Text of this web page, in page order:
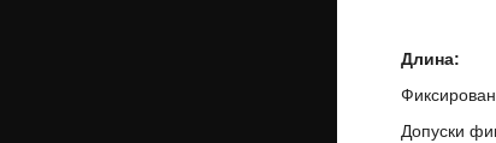
Длина:
Допуски